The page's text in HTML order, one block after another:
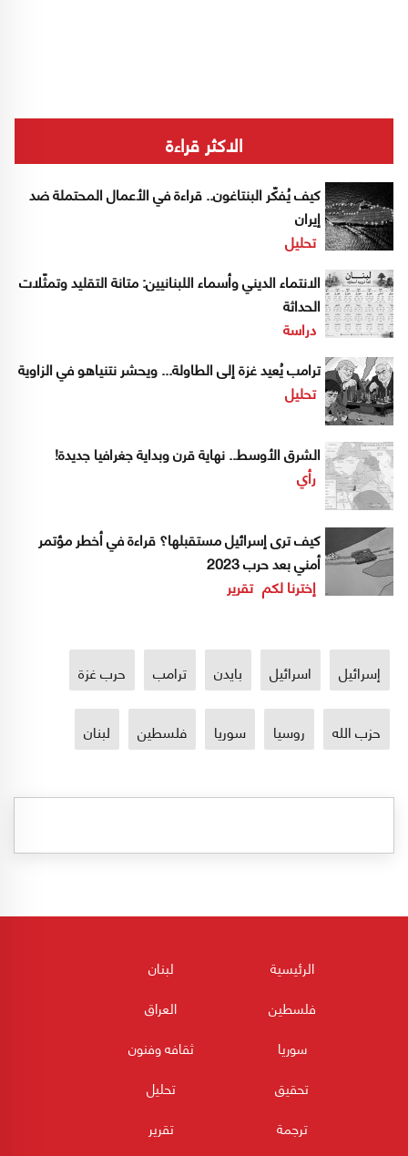
الاكثر قراءة
كيف يُفكّر البنتاغون.. قراءة في الأعمال المحتملة ضد
إيران
تحليل
الانتماء الديني وأسماء اللبنانيين: متانة التقليد وتمثّلات
الحداثة
دراسة
ترامب يُعيد غزة إلى الطاولة... ويحشر نتنياهو في الزاوية
تحليل
الشرق الأوسط.. نهاية قرن وبداية جغرافيا جديدة!
رأي
كيف ترى إسرائيل مستقبلها؟ قراءة في أخطر مؤتمر
أمني بعد حرب 2023
إخترنا لكم تقرير
إسرائيل اسرائيل بايدن ترامب حرب غزة
حزب الله روسيا سوريا فلسطين لبنان
الرئيسية
لبنان
فلسطين
العراق
سوريا
ثقافه وفنون
تحقيق
تحليل
ترجمة
تقرير